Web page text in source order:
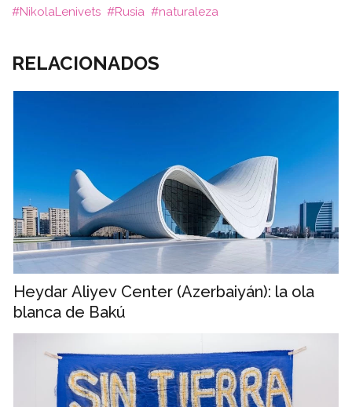
NikolaLenivets
Rusia naturaleza
RELACIONADOS
Heydar Aliyev Center (Azerbaiyán): la ola
blanca de Bakú